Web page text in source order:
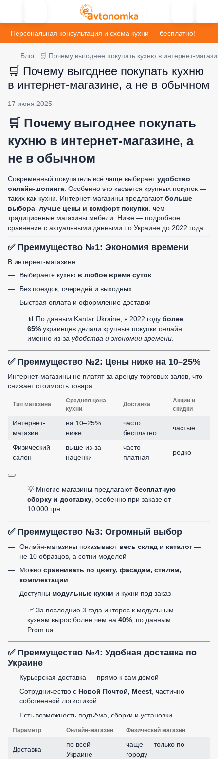
Персональная консультация и схема кухни — бесплатно!
Блог 🛒 Почему выгоднее покупать кухню в интернет-
🛒 Почему выгоднее покупать кухню
в интернет-магазине, а не в обычном
17 июня 2025
🛒 Почему выгоднее покупать
кухню в интернет-магазине, а
не в обычном
Современный покупатель всё чаще выбираетудобство
онлайн-шопинга . Особенно это касается крупных покупок —
таких как кухни. Интернет-магазины предлагаютбольше
выбора, лучше цены и комфорт покупки , чем
традиционные магазины мебели. Ниже — подробное
сравнение с актуальными данными по Украине до 2022 года.
✅ Преимущество №1: Экономия времени
В интернет-магазине:
Выбираете кухню в любое время суток
Без поездок, очередей и выходных
Быстрая оплата и оформление доставки
📊 По данным Kantar Ukraine, в 2022 году более
65% украинцев делали крупные покупки онлайн
именно из-за удобства и экономии времени.
✅ Преимущество №2: Цены ниже на 10–25%
Интернет-магазины не платят за аренду торговых залов, что
снижает стоимость товара.
Тип магазина
Средняя цена
кухни
Доставка
Акции и
скидки
Интернет-
магазин
на 10–25%
ниже
часто
бесплатно
частые
Физический
салон
выше из-за
наценки
часто
платная
редко
💡 Многие магазины предлагаютбесплатную
сборку и доставку , особенно при заказе от
10 000 грн.
✅ Преимущество №3: Огромный выбор
Онлайн-магазины показывают весь склад и каталог —
не 10 образцов, а сотни моделей
Можно сравнивать по цвету, фасадам, стилям,
комплектации
Доступны модульные кухни и кухни под заказ
📈 За последние 3 года интерес к модульным
кухням вырос более чем на 40%, по данным
Prom.ua.
✅ Преимущество №4: Удобная доставка по
Украине
Курьерская доставка — прямо к вам домой
Сотрудничество с Новой Почтой, Meest, частично
собственной логистикой
Есть возможность подъёма, сборки и установки
Параметр Онлайн-магазин Физический магазин
Доставка
по всей
Украине
чаще — только по
городу